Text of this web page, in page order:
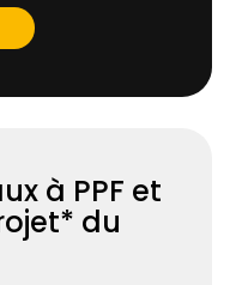
à PPF et
du